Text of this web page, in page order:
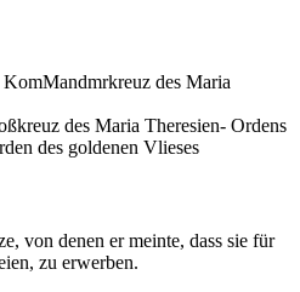
KomMandmrkreuz des Maria
des Maria Theresien- Ordens
des goldenen Vlieses
von denen er meinte, dass sie für
zu erwerben.